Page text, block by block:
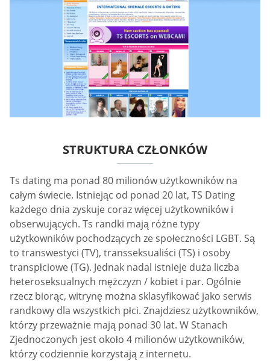
STRUKTURA CZŁONKÓW
Ts dating ma ponad 80 milionów użytkowników na
całym świecie. Istniejąc od ponad 20 lat, TS Dating
każdego dnia zyskuje coraz więcej użytkowników i
obserwujących. Ts randki mają różne typy
użytkowników pochodzących ze społeczności LGBT. Są
to transwestyci (TV), transseksualiści (TS) i osoby
transpłciowe (TG). Jednak nadal istnieje duża liczba
heteroseksualnych mężczyzn / kobiet i par. Ogólnie
rzecz biorąc, witrynę można sklasyfikować jako serwis
randkowy dla wszystkich płci. Znajdziesz użytkowników,
którzy przeważnie mają ponad 30 lat. W Stanach
Zjednoczonych jest około 4 milionów użytkowników,
którzy codziennie korzystają z internetu.